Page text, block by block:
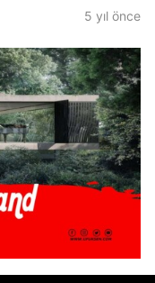
5 yıl önce